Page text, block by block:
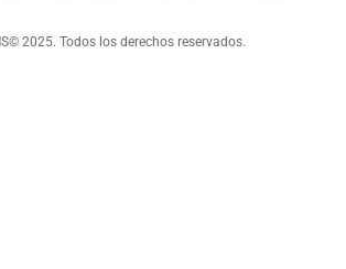
2025. Todos los derechos reservados.